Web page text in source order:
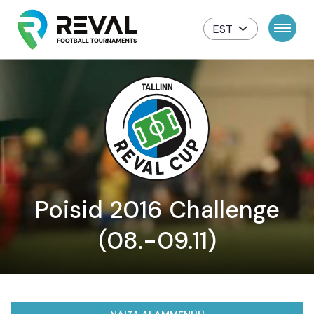
EST
Poisid 2016 Challenge
(08.-09.11)